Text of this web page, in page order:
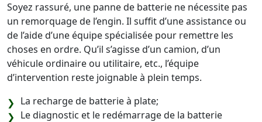
Soyez rassuré, une panne de batterie ne nécessite pas
un remorquage de l’engin. Il suffit d’une assistance ou
de l’aide d’une équipe spécialisée pour remettre les
choses en ordre. Qu’il s’agisse d’un camion, d’un
véhicule ordinaire ou utilitaire, etc., l’équipe
d’intervention reste joignable à plein temps.
La recharge de batterie à plate;
Le diagnostic et le redémarrage de la batterie